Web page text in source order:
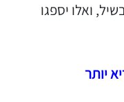
ואלו יספגו
יותר